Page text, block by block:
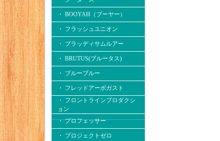
・ BOOYAH（ブーヤー）
・ フラッシュユニオン
・ ブラッディサムルアー
・ BRUTUS(ブルータス)
・ ブルーブルー
・ フレッドアーボガスト
・ フロントラインプロダクシ
ョン
・ プロフェッサー
・ プロジェクトゼロ